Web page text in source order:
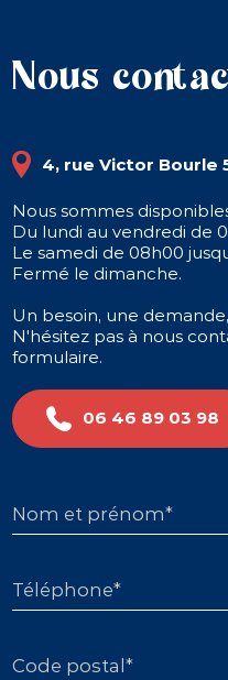
Nom et prénom*
Téléphone*
Code postal*
Nous
4, rue Victor Bourle
Nous sommes
Du lundi au vendredi de
Le samedi de 08h00
Fermé le dimanche.
Un besoin, une
N'hésitez pas à nous
formulaire.
06 46 89 03 98